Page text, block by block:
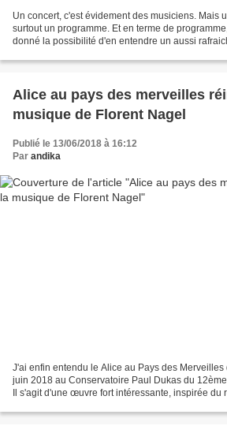
Un concert, c'est évidement des musiciens. Mais
surtout un programme. Et en terme de
donné la possibilité d'en entendre un aussi
Alice au pays des merveilles
musique de Florent Nagel
Publié le 13/06/2018 à 16:12
Par andika
J'ai enfin entendu le Alice au Pays des
juin 2018 au Conservatoire Paul Dukas du
Il s'agit d'une œuvre fort intéressante, inspirée du